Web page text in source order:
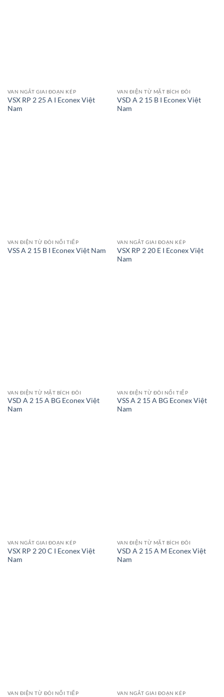
VAN NGẮT GIAI ĐOẠN KÉP
VSX RP 2 25 A I Econex Việt
Nam
VAN ĐIỆN TỪ MẶT BÍCH ĐÔI
VSD A 2 15 B I Econex Việt
Nam
VAN ĐIỆN TỪ ĐÔI NỐI TIẾP
VSS A 2 15 B I Econex Việt Nam
VAN NGẮT GIAI ĐOẠN KÉP
VSX RP 2 20 E I Econex Việt
Nam
VAN ĐIỆN TỪ MẶT BÍCH ĐÔI
VSD A 2 15 A BG Econex Việt
Nam
VAN ĐIỆN TỪ ĐÔI NỐI TIẾP
VSS A 2 15 A BG Econex Việt
Nam
VAN NGẮT GIAI ĐOẠN KÉP
VSX RP 2 20 C I Econex Việt
Nam
VAN ĐIỆN TỪ MẶT BÍCH ĐÔI
VSD A 2 15 A M Econex Việt
Nam
VAN ĐIỆN TỪ ĐÔI NỐI TIẾP VAN NGẮT GIAI ĐOẠN KÉP